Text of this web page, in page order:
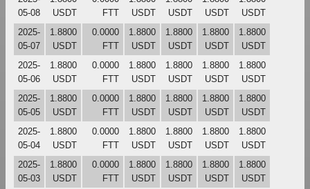
05-08
USDT
FTT
USDT
USDT
USDT
USDT
2025-
05-07
1.8800
USDT
0.0000
FTT
1.8800
USDT
1.8800
USDT
1.8800
USDT
1.8800
USDT
2025-
05-06
1.8800
USDT
0.0000
FTT
1.8800
USDT
1.8800
USDT
1.8800
USDT
1.8800
USDT
2025-
05-05
1.8800
USDT
0.0000
FTT
1.8800
USDT
1.8800
USDT
1.8800
USDT
1.8800
USDT
2025-
05-04
1.8800
USDT
0.0000
FTT
1.8800
USDT
1.8800
USDT
1.8800
USDT
1.8800
USDT
2025-
05-03
1.8800
USDT
0.0000
FTT
1.8800
USDT
1.8800
USDT
1.8800
USDT
1.8800
USDT